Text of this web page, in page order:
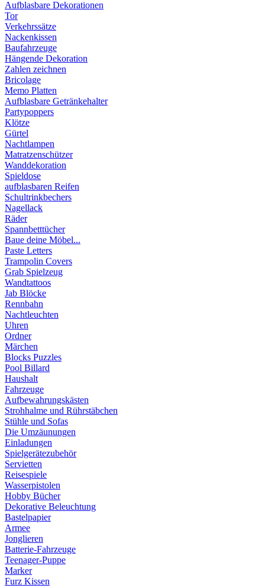
Aufblasbare Dekorationen
Tor
Verkehrssätze
Nackenkissen
Baufahrzeuge
Hängende Dekoration
Zahlen zeichnen
Bricolage
Memo Platten
Aufblasbare Getränkehalter
Partypoppers
Klötze
Gürtel
Nachtlampen
Matratzenschützer
Wanddekoration
Spieldose
aufblasbaren Reifen
Schultrinkbechers
Nagellack
Räder
Spannbetttücher
Baue deine Möbel...
Paste Letters
Trampolin Covers
Grab Spielzeug
Wandtattoos
Jab Blöcke
Rennbahn
Nachtleuchten
Uhren
Ordner
Märchen
Blocks Puzzles
Pool Billard
Haushalt
Fahrzeuge
Aufbewahrungskästen
Strohhalme und Rührstäbchen
Stühle und Sofas
Die Umzäunungen
Einladungen
Spielgerätezubehör
Servietten
Reisespiele
Wasserpistolen
Hobby Bücher
Dekorative Beleuchtung
Bastelpapier
Armee
Jonglieren
Batterie-Fahrzeuge
Teenager-Puppe
Marker
Furz Kissen